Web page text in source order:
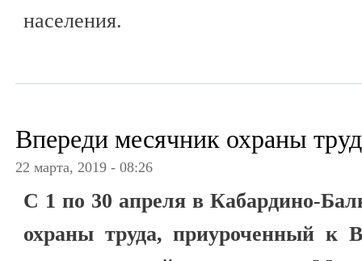
населения.
Впереди месячник охраны
22 марта, 2019 - 08:26
С 1 по 30 апреля в Кабардино-
охраны труда, приуроченный к